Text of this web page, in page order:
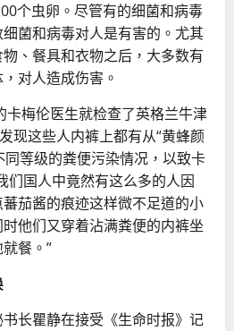
个虫卵。尽管有的细菌和病毒
菌和病毒对人是有害的。尤其
、餐具和衣物之后，大多数有
对人造成伤害。
梅伦医生就检查了英格兰牛津
现这些人内裤上都有从“黄蜂颜
同等级的粪便污染情况，以致卡
们国人中竟然有这么多的人因
茄酱的痕迹这样微不足道的小
他们又穿着沾满粪便的内裤坐
餐。”
长瞿静在接受《生命时报》记